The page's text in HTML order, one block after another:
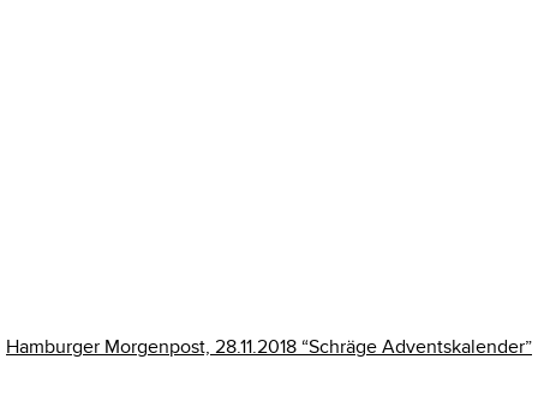
Hamburger Morgenpost, 28.11.2018 “Schräge Adventskalender”